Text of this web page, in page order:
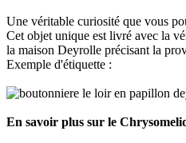
Une véritable curiosité que vous
Cet objet unique est livré avec la
la maison Deyrolle précisant la
Exemple d'étiquette :
En savoir plus sur le